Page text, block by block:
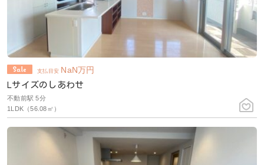
支払目安 NaN万円
Lサイズのしあわせ
不動前駅 5分
1LDK（56.08㎡）